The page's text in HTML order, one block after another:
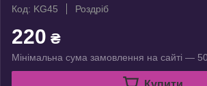
Код: KG45
Роздріб
220 ₴
Мінімальна сума замовлення на сайті —